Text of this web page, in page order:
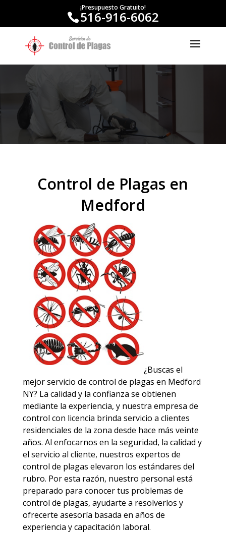
¡Presupuesto Gratuito!
516-916-6062
Control de Plagas en
Medford
¿Buscas el
mejor servicio de control de plagas en Medford
NY? La calidad y la confianza se obtienen
mediante la experiencia, y nuestra empresa de
control con licencia brinda servicio a clientes
residenciales de la zona desde hace más veinte
años. Al enfocarnos en la seguridad, la calidad y
el servicio al cliente, nuestros expertos de
control de plagas elevaron los estándares del
rubro. Por esta razón, nuestro personal está
preparado para conocer tus problemas de
control de plagas, ayudarte a resolverlos y
ofrecerte asesoría basada en años de
experiencia y capacitación laboral.